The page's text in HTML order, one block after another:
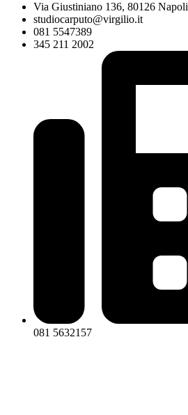
Via Giustiniano 136, 80126 Napoli
studiocarputo@virgilio.it
081 5547389
345 211 2002
081 5632157